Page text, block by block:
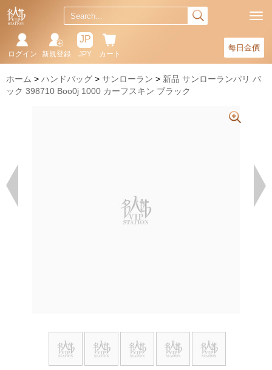
每日金價
カート
JP
JPY
新規登録
ログイン
ホーム ハンドバッグ サンローラン
新品 サンローランパリ バ
ック 398710 Boo0j 1000 カーフスキン ブラック